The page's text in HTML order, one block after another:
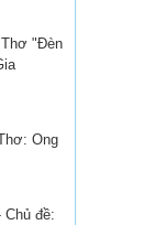
Thơ "Đèn
Ong
Chủ đề: